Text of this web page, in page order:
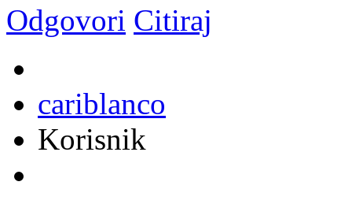
Odgovori Citiraj
cariblanco
Korisnik